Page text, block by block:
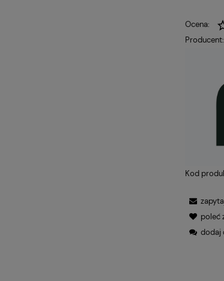
Ocena:
Producent:
Kod
poleć
dodaj